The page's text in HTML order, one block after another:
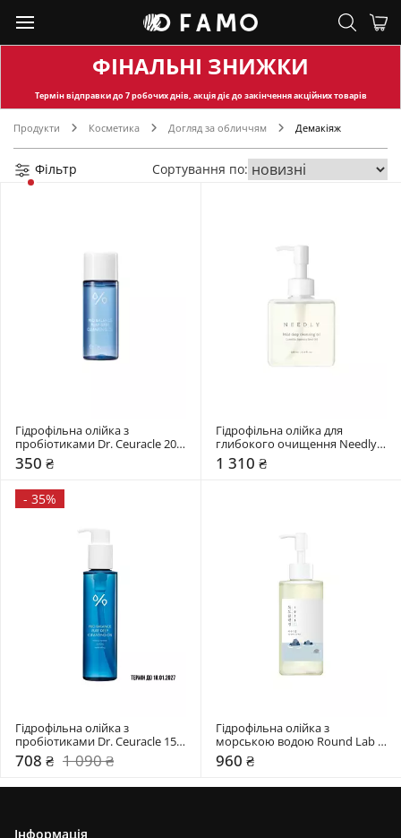
ФІНАЛЬНІ ЗНИЖКИ
Термін відправкидо 7 робочих днів, акція діє до закінчення акційних товарів
Продукти Косметика Догляд за обличчям Демакіяж
Фільтр Сортування по:
Гідрофільна олійка з
пробіотиками Dr. Ceuracle 20
мл
350 ₴
Гідрофільна олійка для
глибокого очищення Needly
240 мл
1 310 ₴
- 35%
Гідрофільна олійка з
пробіотиками Dr. Ceuracle 155
мл
708 ₴ 1 090 ₴
Гідрофільна олійка з
морською водою Round Lab
200 мл
960 ₴
Інформація